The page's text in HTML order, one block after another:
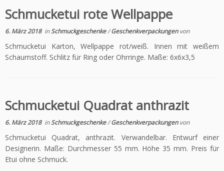
Schmucketui rote Wellpappe
6. März 2018inSchmuckgeschenke/Geschenkverpackungenvon
Schmucketui Karton, Wellpappe rot/weiß. Innen mit weißem
Schaumstoff. Schlitz für Ring oder Ohrringe. Maße: 6x6x3,5
Schmucketui Quadrat anthrazit
6. März 2018inSchmuckgeschenke/Geschenkverpackungenvon
Schmucketui Quadrat, anthrazit. Verwandelbar. Entwurf einer
Designerin. Maße: Durchmesser 55 mm. Höhe 35 mm. Preis für
Etui ohne Schmuck.